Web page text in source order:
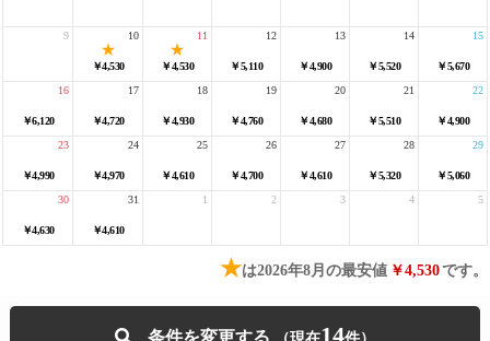
9
￥4,530
10
￥4,530
11
￥5,110
12
￥4,900
13
￥5,520
14
￥5,670
15
￥6,120
16
￥4,720
17
￥4,930
18
￥4,760
19
￥4,680
20
￥5,510
21
￥4,900
22
￥4,990
23
￥4,970
24
￥4,610
25
￥4,700
26
￥4,610
27
￥5,320
28
￥5,060
29
￥4,630
30
￥4,610
31 1 2 3 4 5
★は2026年8月の最安値 ￥4,530です。
条件を変更する 14